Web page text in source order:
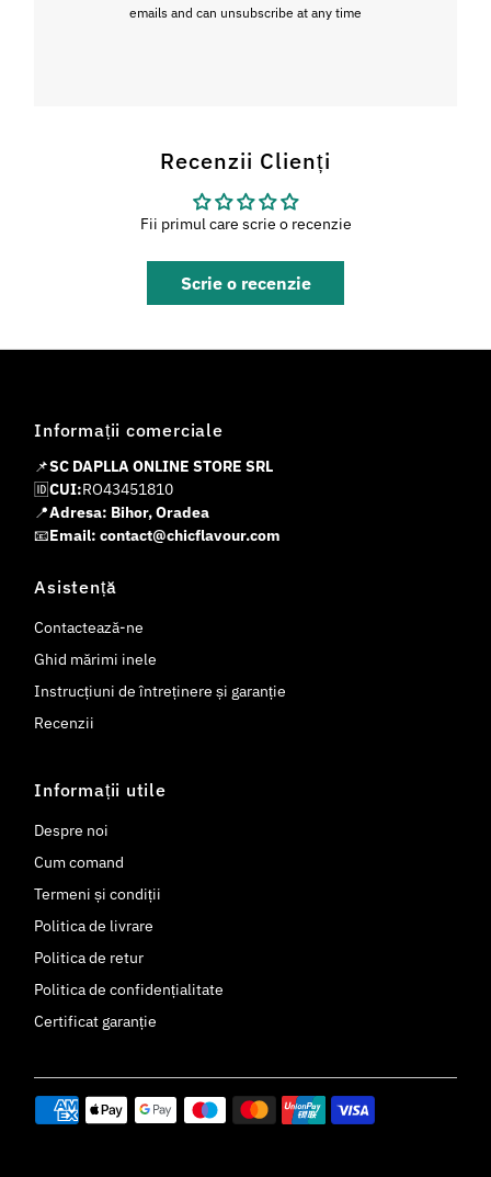
emails and can unsubscribe at any time
Recenzii Clienți
Fii primul care scrie o recenzie
Scrie o recenzie
Informații comerciale
📌SC DAPLLA ONLINE STORE SRL
🆔CUI:RO43451810
📍Adresa: Bihor, Oradea
📧Email: contact@chicflavour.com
Asistență
Contactează-ne
Ghid mărimi inele
Instrucțiuni de întreținere și garanție
Recenzii
Informații utile
Despre noi
Cum comand
Termeni și condiții
Politica de livrare
Politica de retur
Politica de confidențialitate
Certificat garanție